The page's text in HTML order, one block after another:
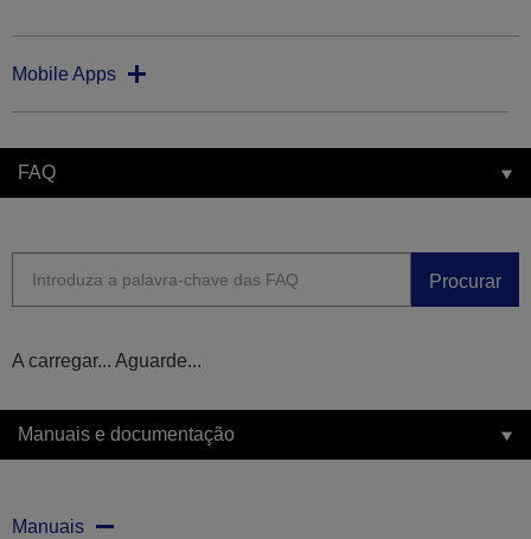
Mobile Apps
FAQ
Procurar
A carregar... Aguarde...
Manuais e documentação
Manuais